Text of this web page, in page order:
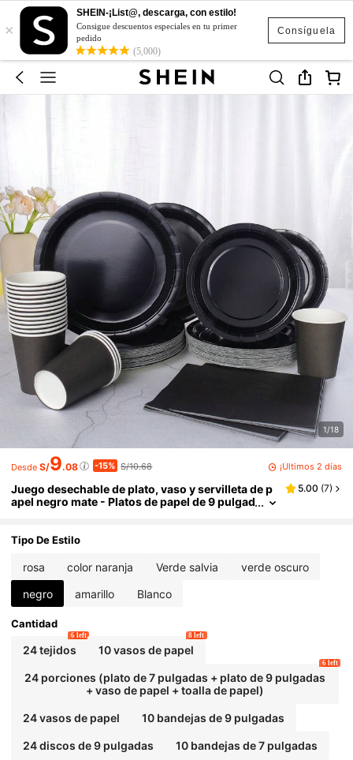
Consíguela
×
SHEIN-¡List@, descarga, con estilo!
Consigue descuentos especiales en tu primer
pedido
(5,000)
1/18
Desde S/9.08 -15% S/10.68 ¡Últimos 2 días
Juego desechable de plato, vaso y servilleta de p
apel negro mate - Platos de papel de 9 pulgad
5.00 (7)
Tipo De Estilo
rosa color naranja Verde salvia verde oscuro
negro amarillo Blanco
Cantidad
24 tejidos
6 left
10 vasos de papel
8 left
24 porciones (plato de 7 pulgadas + plato de 9 pulgadas
+ vaso de papel + toalla de papel)
6 left
24 vasos de papel 10 bandejas de 9 pulgadas
24 discos de 9 pulgadas 10 bandejas de 7 pulgadas